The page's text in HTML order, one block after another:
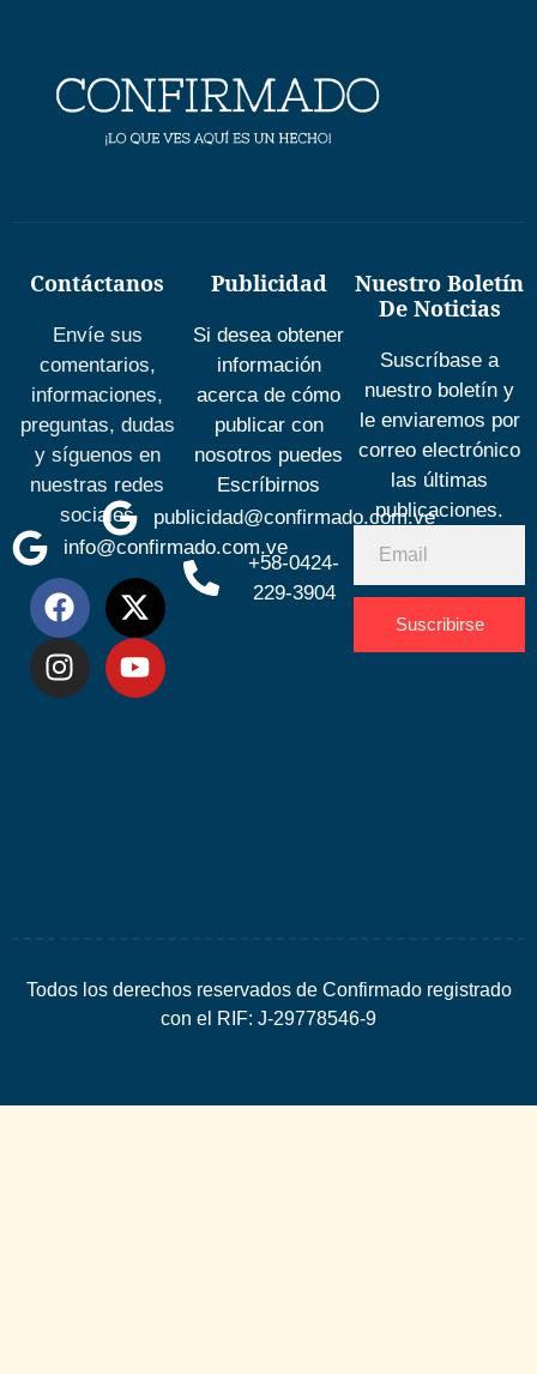
Contáctanos
Envíe sus
comentarios,
informaciones,
preguntas, dudas
y síguenos en
nuestras redes
sociales
info@confirmado.com.ve
Publicidad
Si desea obtener
información
acerca de cómo
publicar con
nosotros puedes
Escríbirnos
publicidad@confirmado.com.ve
+58-0424-
229-3904
Nuestro Boletín
De Noticias
Suscríbase a
nuestro boletín y
le enviaremos por
correo electrónico
las últimas
publicaciones.
Suscribirse
Todos los derechos reservados de Confirmado registrado
con el RIF: J-29778546-9